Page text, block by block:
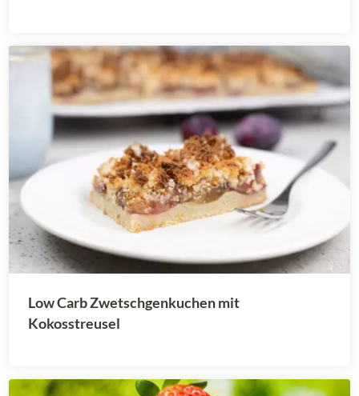
Low Carb Zwetschgenkuchen mit
Kokosstreusel